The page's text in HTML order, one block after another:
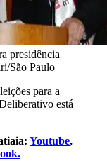
presidência
São Paulo
para a
está
Youtube,